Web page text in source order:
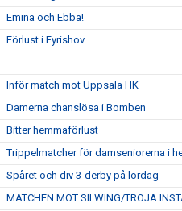
Emina och Ebba!
Förlust i Fyrishov
Inför match mot Uppsala HK
Damerna chanslösa i Bomben
Bitter hemmaförlust
Trippelmatcher för damseniorerna i
Spåret och div 3-derby på lördag
MATCHEN MOT SILWING/TROJA